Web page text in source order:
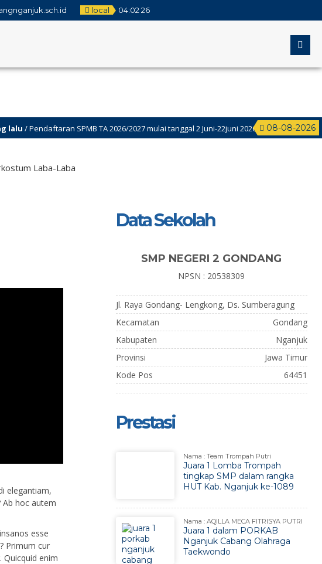
local 04:02 27
08-08-2026
SPMB TA 2026/2027 mulai tanggal 2 Juni-22juni 2026
Laba-Laba
elegantiam,
hoc autem
esse
Primum cur
Quicquid enim
Data Sekolah
SMP NEGERI 2 GONDANG
NPSN : 20538309
Jl. Raya Gondang- Lengkong, Ds. Sumberagung
Kecamatan
Gondang
Kabupaten
Nganjuk
Provinsi
Jawa Timur
Kode Pos
64451
Prestasi
Nama : Team Trompah Putri
Juara 1 Lomba Trompah
tingkap SMP dalam rangka
HUT Kab. Nganjuk ke-1089
Nama : AQILLA MECA FITRISYA PUTRI
Juara 1 dalam PORKAB
Nganjuk Cabang Olahraga
Taekwondo